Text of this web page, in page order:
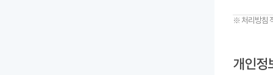
※ 처리방침
개인정